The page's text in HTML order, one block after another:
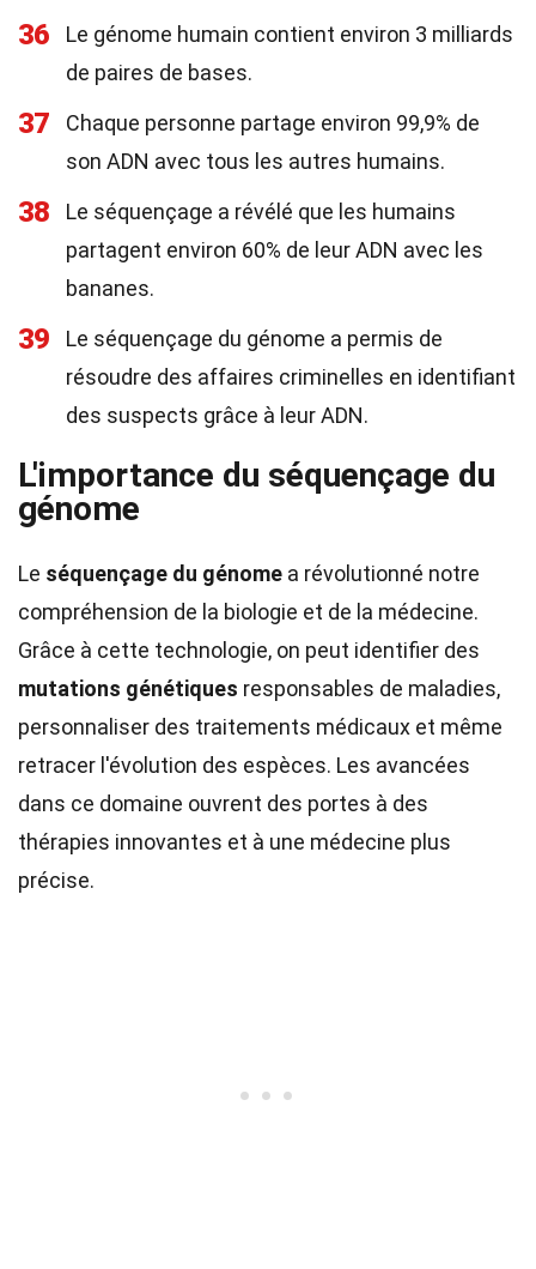
36
Le génome humain contient environ 3 milliards
de paires de bases.
37
Chaque personne partage environ 99,9% de
son ADN avec tous les autres humains.
38
Le séquençage a révélé que les humains
partagent environ 60% de leur ADN avec les
bananes.
39
Le séquençage du génome a permis de
résoudre des affaires criminelles en identifiant
des suspects grâce à leur ADN.
L'importance du séquençage du
génome
Le séquençage du génome a révolutionné notre
compréhension de la biologie et de la médecine.
Grâce à cette technologie, on peut identifier des
mutations génétiques responsables de maladies,
personnaliser des traitements médicaux et même
retracer l'évolution des espèces. Les avancées
dans ce domaine ouvrent des portes à des
thérapies innovantes et à une médecine plus
précise.